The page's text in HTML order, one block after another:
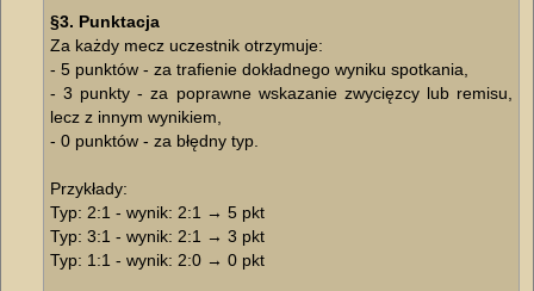
§3. Punktacja
Za każdy mecz uczestnik otrzymuje:
- 5 punktów - za trafienie dokładnego wyniku spotkania,
- 3 punkty - za poprawne wskazanie zwycięzcy lub remisu,
lecz z innym wynikiem,
- 0 punktów - za błędny typ.
Przykłady:
Typ: 2:1 - wynik: 2:1 → 5 pkt
Typ: 3:1 - wynik: 2:1 → 3 pkt
Typ: 1:1 - wynik: 2:0 → 0 pkt